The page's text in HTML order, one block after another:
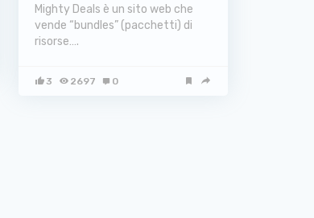
Mighty Deals è un sito web che
vende “bundles” (pacchetti) di
risorse….
3 2697 0